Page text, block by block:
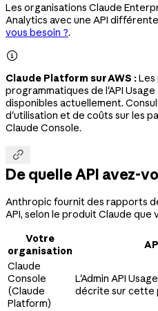
Les organisations Claude
Analytics avec une API
vous besoin ?.

Claude Platform sur AWS :Les
programmatiques de l'API
disponibles actuellement.
d'utilisation et de coûts sur les
Claude Console.

De quelle API avez-
Anthropic fournit des rapports
API, selon le produit Claude
Votre
organisation
Claude
Console
(Claude
Platform)
L'Admin API
décrite sur cette